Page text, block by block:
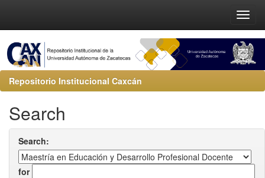
Repositorio Institucional Caxcán
Search
Search:
for